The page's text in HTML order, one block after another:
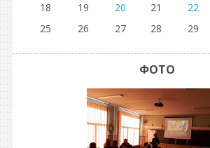
18
19 20 21 22
25
26 27 28 29
ФОТО